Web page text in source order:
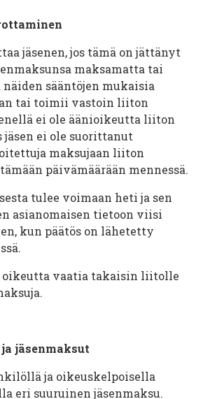
jäsenen, jos tämä on jättänyt
maksamatta tai
sääntöjen mukaisia
tai toimii vastoin liiton
ei ole äänioikeutta liiton
jäsen ei ole suorittanut
maksujaan liiton
päivämäärään mennessä.
tulee voimaan heti ja sen
asianomaisen tietoon viisi
kun päätös on lähetetty
oikeutta vaatia takaisin liitolle
jäsenmaksut
ja oikeuskelpoisella
eri suuruinen jäsenmaksu.